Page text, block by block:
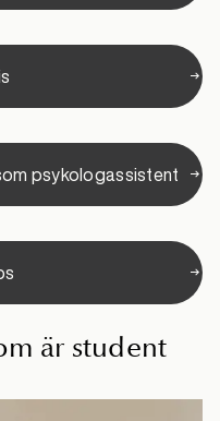
psykologassistent
är student